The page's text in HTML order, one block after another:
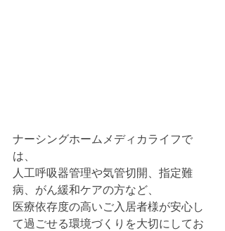
ナーシングホームメディカライフで
は、
人工呼吸器管理や気管切開、指定難
病、がん緩和ケアの方など、
医療依存度の高いご入居者様が安心し
て過ごせる環境づくりを大切にしてお